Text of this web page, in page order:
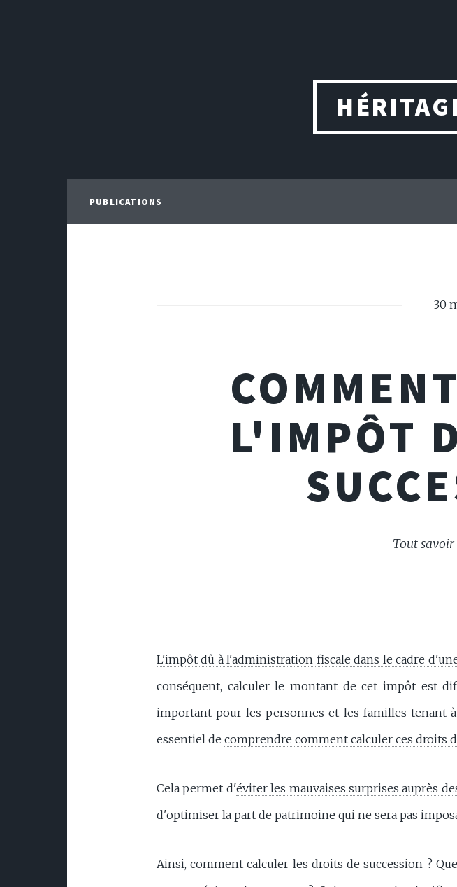
PUBLICATIONS
30
L'IMPÔT
Tout savoir
L'impôt dû à l'administration fiscale dans le cadre
conséquent, calculer le montant de cet impôt est
important pour les personnes et les familles tenant
essentiel de comprendre comment calculer ces droits
Cela permet d'éviter les mauvaises surprises auprès
d'optimiser la part de patrimoine qui ne sera pas
Ainsi, comment calculer les droits de succession ?